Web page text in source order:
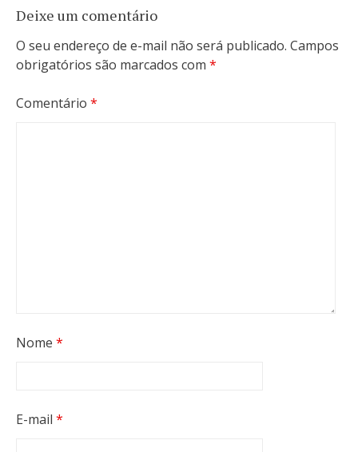
Deixe um comentário
O seu endereço de e-mail não será publicado. Campos
obrigatórios são marcados com *
Comentário *
Nome *
E-mail *